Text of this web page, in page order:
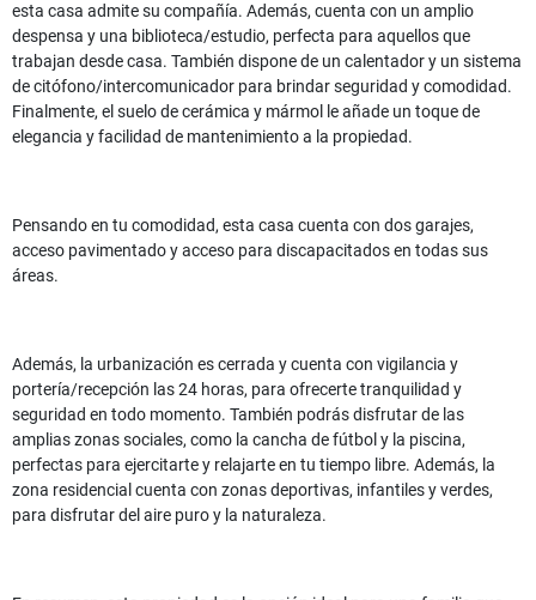
esta casa admite su compañía. Además, cuenta con un amplio
despensa y una biblioteca/estudio, perfecta para aquellos que
trabajan desde casa. También dispone de un calentador y un sistema
de citófono/intercomunicador para brindar seguridad y comodidad.
Finalmente, el suelo de cerámica y mármol le añade un toque de
elegancia y facilidad de mantenimiento a la propiedad.
Pensando en tu comodidad, esta casa cuenta con dos garajes,
acceso pavimentado y acceso para discapacitados en todas sus
áreas.
Además, la urbanización es cerrada y cuenta con vigilancia y
portería/recepción las 24 horas, para ofrecerte tranquilidad y
seguridad en todo momento. También podrás disfrutar de las
amplias zonas sociales, como la cancha de fútbol y la piscina,
perfectas para ejercitarte y relajarte en tu tiempo libre. Además, la
zona residencial cuenta con zonas deportivas, infantiles y verdes,
para disfrutar del aire puro y la naturaleza.